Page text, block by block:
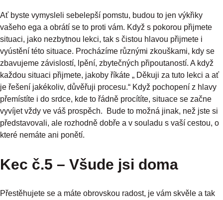
Ať byste vymysleli sebelepší pomstu, budou to jen výkřiky
vašeho ega a obrátí se to proti vám. Když s pokorou přijmete
situaci, jako nezbytnou lekci, tak s čistou hlavou přijmete i
vyústění této situace. Procházíme různými zkouškami, kdy se
zbavujeme závislostí, lpění, zbytečných připoutaností. A když
každou situaci přijmete, jakoby říkáte „ Děkuji za tuto lekci a ať
je řešení jakékoliv, důvěřuji procesu.“ Když pochopení z hlavy
přemístíte i do srdce, kde to řádně procítíte, situace se začne
vyvíjet vždy ve váš prospěch. Bude to možná jinak, než jste si
představovali, ale rozhodně dobře a v souladu s vaší cestou, o
které nemáte ani ponětí.
Kec č.5 – Všude jsi doma
Přestěhujete se a máte obrovskou radost, je vám skvěle a tak